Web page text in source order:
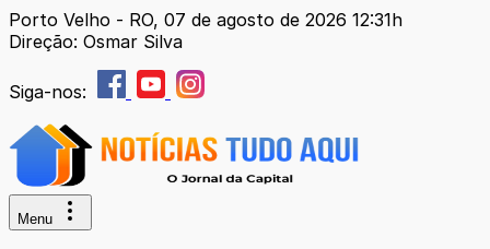
Porto Velho - RO, 07 de agosto de 2026 12:31h
Direção: Osmar Silva
Siga-nos:
Menu